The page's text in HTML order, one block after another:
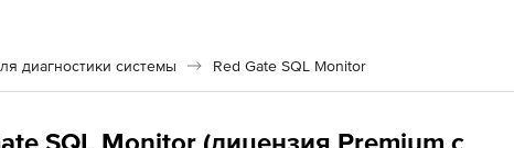
диагностики системы Red Gate SQL Monitor
SQL Monitor (лицензия Premium с